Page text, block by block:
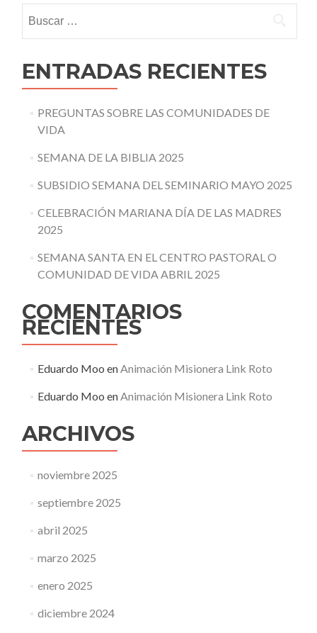
ENTRADAS RECIENTES
PREGUNTAS SOBRE LAS COMUNIDADES DE
VIDA
SEMANA DE LA BIBLIA 2025
SUBSIDIO SEMANA DEL SEMINARIO MAYO 2025
CELEBRACIÓN MARIANA DÍA DE LAS MADRES
2025
SEMANA SANTA EN EL CENTRO PASTORAL O
COMUNIDAD DE VIDA ABRIL 2025
COMENTARIOS
RECIENTES
Eduardo Moo enAnimación Misionera Link Roto
Eduardo Moo enAnimación Misionera Link Roto
ARCHIVOS
noviembre 2025
septiembre 2025
abril 2025
marzo 2025
enero 2025
diciembre 2024